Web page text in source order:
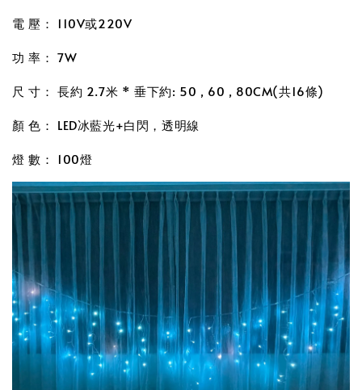
電 壓： 110V或220V
功 率： 7W
尺 寸： 長約 2.7米 * 垂下約: 50 , 60 , 80CM(共16條)
顏 色： LED冰藍光+白閃，透明線
燈 數： 100燈